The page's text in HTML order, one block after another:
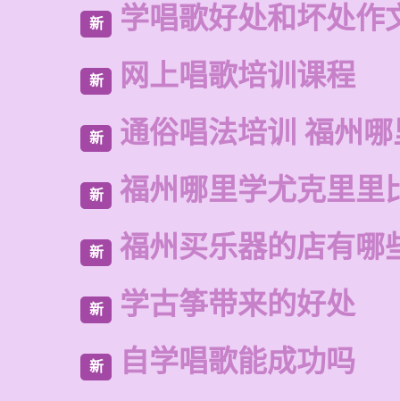
新 学唱歌好处和坏处作
新 网上唱歌培训课程
新 通俗唱法培训 福州
新 福州哪里学尤克里里
新 福州买乐器的店有哪
新 学古筝带来的好处
新 自学唱歌能成功吗